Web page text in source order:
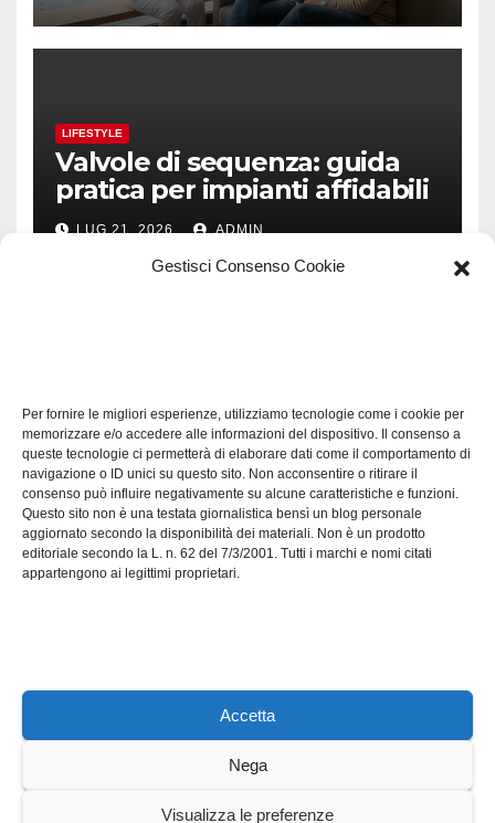
Gestisci Consenso Cookie
Per fornire le migliori esperienze, utilizziamo tecnologie come i cookie per
memorizzare e/o accedere alle informazioni del dispositivo. Il consenso a
queste tecnologie ci permetterà di elaborare dati come il comportamento di
navigazione o ID unici su questo sito. Non acconsentire o ritirare il
consenso può influire negativamente su alcune caratteristiche e funzioni.
Questo sito non è una testata giornalistica bensì un blog personale
aggiornato secondo la disponibilità dei materiali. Non è un prodotto
editoriale secondo la L. n. 62 del 7/3/2001. Tutti i marchi e nomi citati
appartengono ai legittimi proprietari.
Accetta
Nega
Visualizza le preferenze
LIFESTYLE
Valvole di sequenza: guida
pratica per impianti affidabili
LUG 21, 2026 ADMIN
Software manutenzioni:
guida pratica alla scelta
efficace
LUG 17, 2026 ADMIN
Axeleroacademy.it
Sviluppato con orgoglio da WordPress